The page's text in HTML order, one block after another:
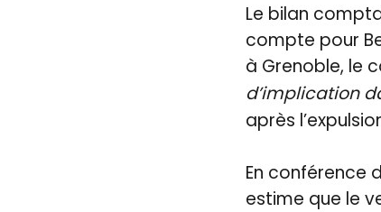
Le bilan
compte pour
à Grenoble, le
d’implication
après
En conférence
estime que le